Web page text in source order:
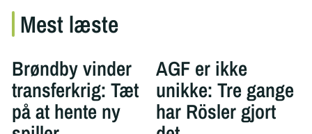
Mest læste
Brøndby vinder
transferkrig: Tæt
på at hente ny
AGF er ikke
unikke: Tre gange
har Rösler gjort